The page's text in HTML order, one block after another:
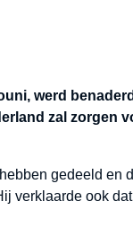
werd
zal zorgen
gedeeld en
verklaarde ook